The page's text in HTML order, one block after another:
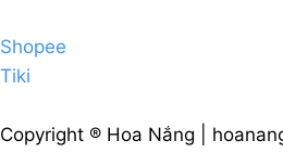
Shopee
Tiki
Copyright ® Hoa Nắng |